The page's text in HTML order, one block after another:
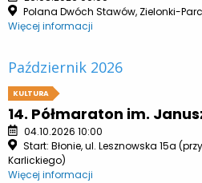
Polana Dwóch Stawów, Zielonki-
Więcej informacji
Październik 2026
KULTURA
14. Półmaraton im.
04.10.2026 10:00
Start: Błonie, ul. Lesznowska 15a
Karlickiego)
Więcej informacji